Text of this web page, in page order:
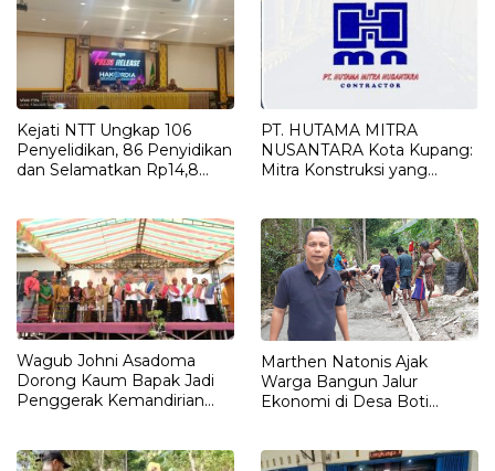
Kejati NTT Ungkap 106
Penyelidikan, 86 Penyidikan
dan Selamatkan Rp14,8
PT. HUTAMA MITRA
NUSANTARA Kota Kupang:
Mitra Konstruksi yang
Wagub Johni Asadoma
Dorong Kaum Bapak Jadi
Penggerak Kemandirian
Marthen Natonis Ajak
Warga Bangun Jalur
Ekonomi di Desa Boti